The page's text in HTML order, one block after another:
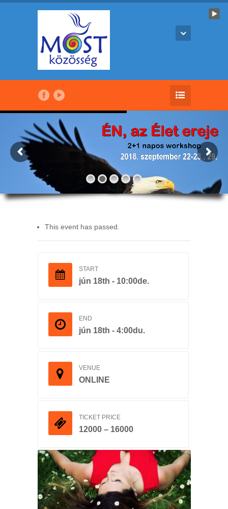
This event has passed.
START
jún 18th - 10:00de.
END
jún 18th - 4:00du.
VENUE
ONLINE
TICKET PRICE
12000 – 16000